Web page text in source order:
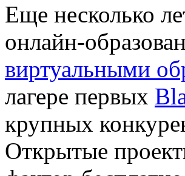
Еще несколько
онлайн-
виртуальными
лагере первых
крупных
Открытые